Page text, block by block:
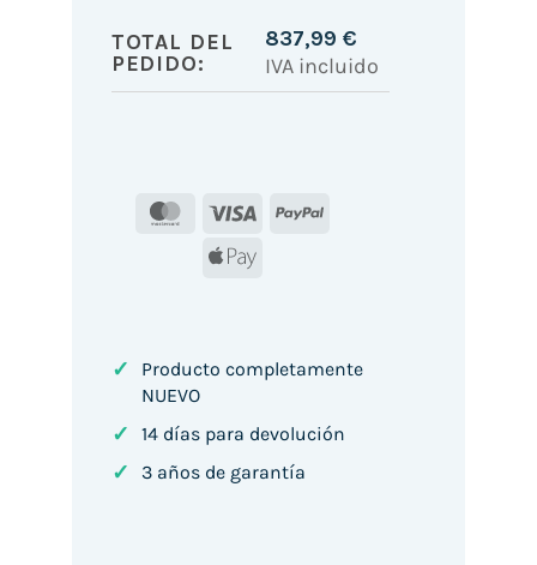
TOTAL DEL
PEDIDO:
837,99 €
IVA incluido
MasterCard
Visa
PayPal
Apple
✓
Producto completamente
NUEVO
✓ 14 días para devolución
✓ 3 años de garantía